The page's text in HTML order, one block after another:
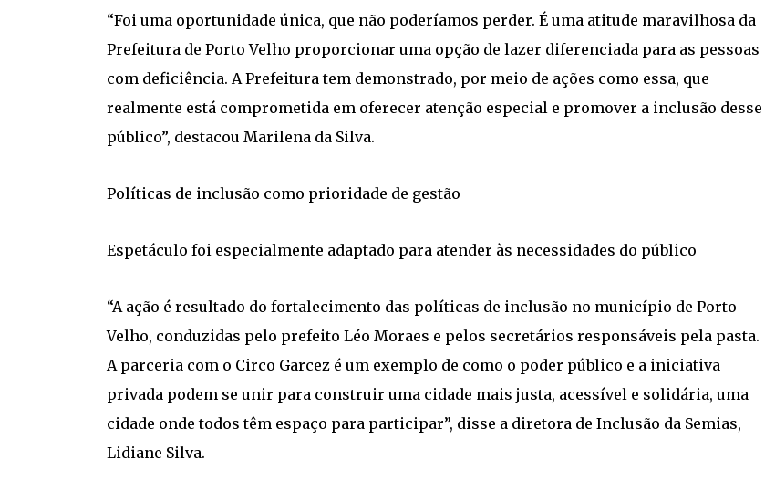
“Foi uma oportunidade única, que não poderíamos perder. É uma atitude maravilhosa da
Prefeitura de Porto Velho proporcionar uma opção de lazer diferenciada para as pessoas
com deficiência. A Prefeitura tem demonstrado, por meio de ações como essa, que
realmente está comprometida em oferecer atenção especial e promover a inclusão desse
público”, destacou Marilena da Silva.
Políticas de inclusão como prioridade de gestão
Espetáculo foi especialmente adaptado para atender às necessidades do público
“A ação é resultado do fortalecimento das políticas de inclusão no município de Porto
Velho, conduzidas pelo prefeito Léo Moraes e pelos secretários responsáveis pela pasta.
A parceria com o Circo Garcez é um exemplo de como o poder público e a iniciativa
privada podem se unir para construir uma cidade mais justa, acessível e solidária, uma
cidade onde todos têm espaço para participar”, disse a diretora de Inclusão da Semias,
Lidiane Silva.